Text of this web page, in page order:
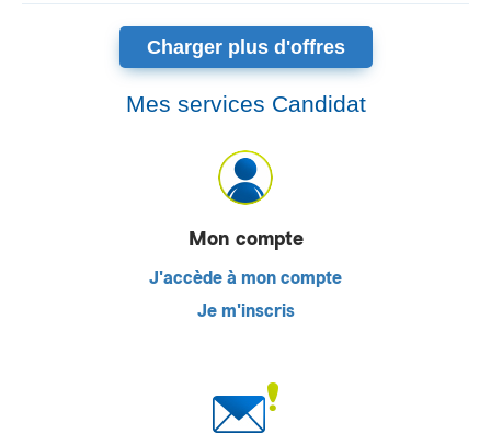
Charger plus d'offres
Mes services Candidat
Mon compte
J'accède à mon compte
Je m'inscris